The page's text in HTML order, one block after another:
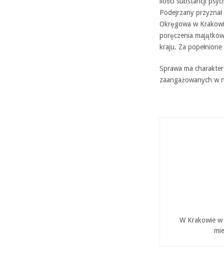
Podejrzany
Okręgowa w
poręczenia
kraju. Za
Sprawa ma
zaangażowanych w
W Krakowie